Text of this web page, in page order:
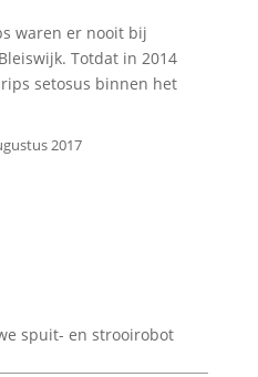
waren er nooit bij
Totdat in 2014
setosus binnen het
2017
spuit- en strooirobot